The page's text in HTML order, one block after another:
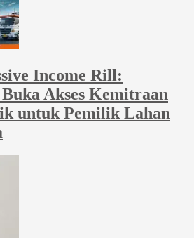
Income Rill:
Akses Kemitraan
untuk Pemilik Lahan